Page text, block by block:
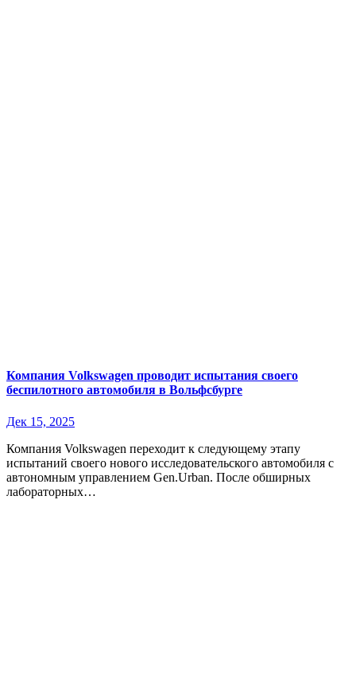
Компания Volkswagen проводит испытания своего
беспилотного автомобиля в Вольфсбурге
Дек 15, 2025
Компания Volkswagen переходит к следующему этапу
испытаний своего нового исследовательского автомобиля с
автономным управлением Gen.Urban. После обширных
лабораторных…